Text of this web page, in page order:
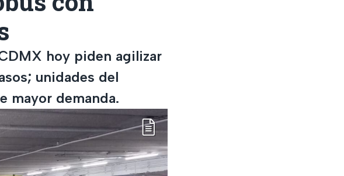
hoy piden agilizar
unidades del
mayor demanda.